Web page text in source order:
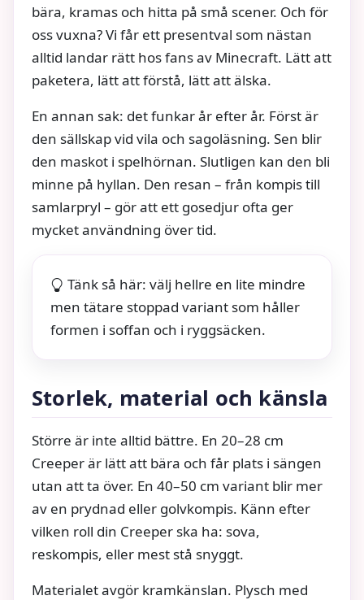
bära, kramas och hitta på små scener. Och för
oss vuxna? Vi får ett presentval som nästan
alltid landar rätt hos fans av Minecraft. Lätt att
paketera, lätt att förstå, lätt att älska.
En annan sak: det funkar år efter år. Först är
den sällskap vid vila och sagoläsning. Sen blir
den maskot i spelhörnan. Slutligen kan den bli
minne på hyllan. Den resan – från kompis till
samlarpryl – gör att ett gosedjur ofta ger
mycket användning över tid.
Tänk så här: välj hellre en lite mindre
men tätare stoppad variant som håller
formen i soffan och i ryggsäcken.
Storlek, material och känsla
Större är inte alltid bättre. En 20–28 cm
Creeper är lätt att bära och får plats i sängen
utan att ta över. En 40–50 cm variant blir mer
av en prydnad eller golvkompis. Känn efter
vilken roll din Creeper ska ha: sova,
reskompis, eller mest stå snyggt.
Materialet avgör kramkänslan. Plysch med